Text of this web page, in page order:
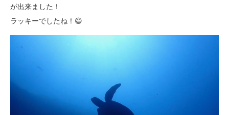
が出来ました！
ラッキーでしたね！😄